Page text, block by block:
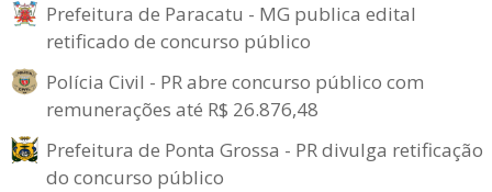
Prefeitura de Paracatu - MG publica edital
retificado de concurso público
Polícia Civil - PR abre concurso público com
remunerações até R$ 26.876,48
Prefeitura de Ponta Grossa - PR divulga retificação
do concurso público